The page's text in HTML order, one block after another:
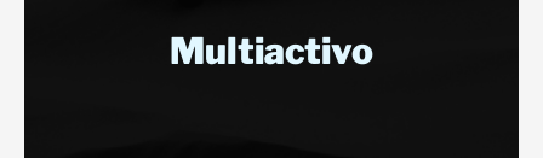
Multiactivo